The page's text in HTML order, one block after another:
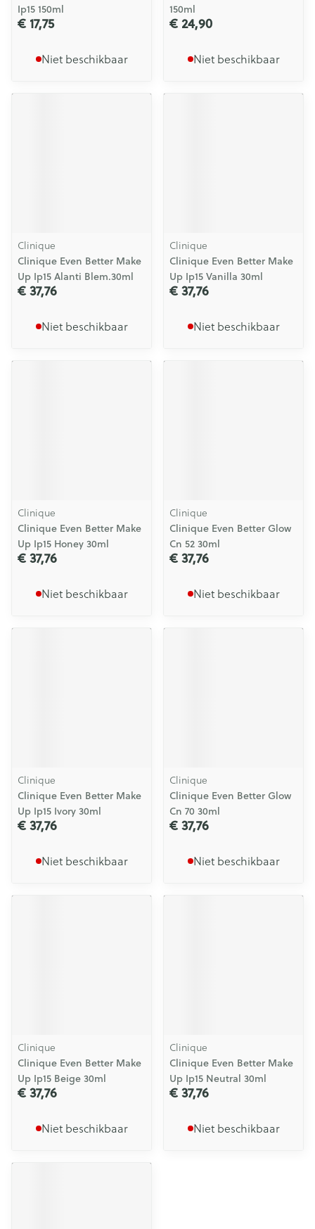
Ip15 150ml
€ 17,75
Niet beschikbaar
150ml
€ 24,90
Niet beschikbaar
Clinique
Clinique Even Better Make
Up Ip15 Alanti Blem.30ml
€ 37,76
Niet beschikbaar
Clinique
Clinique Even Better Make
Up Ip15 Vanilla 30ml
€ 37,76
Niet beschikbaar
Clinique
Clinique Even Better Make
Up Ip15 Honey 30ml
€ 37,76
Niet beschikbaar
Clinique
Clinique Even Better Glow
Cn 52 30ml
€ 37,76
Niet beschikbaar
Clinique
Clinique Even Better Make
Up Ip15 Ivory 30ml
€ 37,76
Niet beschikbaar
Clinique
Clinique Even Better Glow
Cn 70 30ml
€ 37,76
Niet beschikbaar
Clinique
Clinique Even Better Make
Up Ip15 Beige 30ml
€ 37,76
Niet beschikbaar
Clinique
Clinique Even Better Make
Up Ip15 Neutral 30ml
€ 37,76
Niet beschikbaar